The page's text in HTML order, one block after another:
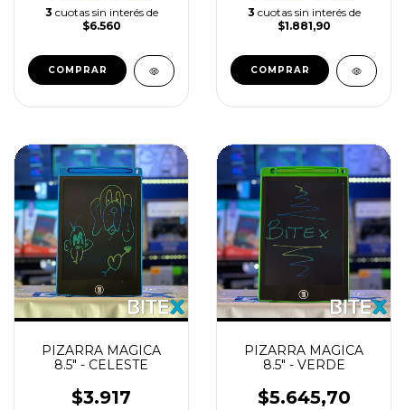
3 cuotas sin interés de
$6.560
3 cuotas sin interés de
$1.881,90
PIZARRA MAGICA
8.5" - CELESTE
$3.917
PIZARRA MAGICA
8.5" - VERDE
$5.645,70